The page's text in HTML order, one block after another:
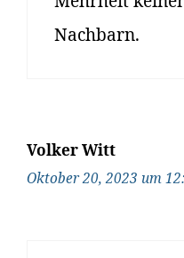
Nachbarn.
Volker Witt
Oktober 20, 2023 um